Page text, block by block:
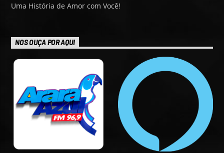
Uma História de Amor com Você!
NOS OUÇA POR AQUI